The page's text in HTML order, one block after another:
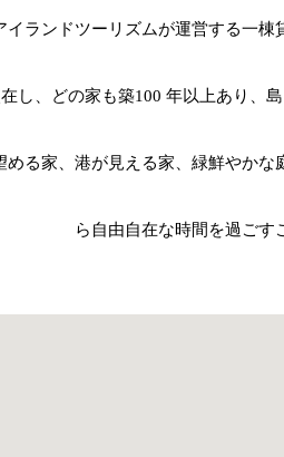
イランドツーリズムが運営する一
し、どの家も築100 年以上あり、
る家、港が見える家、緑鮮やか
ら自由自在な時間を過ごす